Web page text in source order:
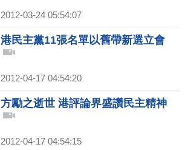
2012-03-24 05:54:07
港民主黨11張名單以舊帶新選立會
2012-04-17 04:54:20
方勵之逝世 港評論界盛讚民主精神
2012-04-17 04:54:15